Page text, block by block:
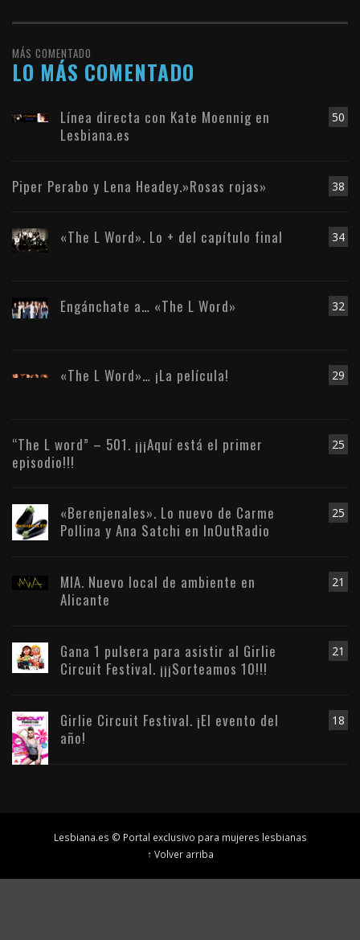
MÁS COMENTADO
LO MÁS COMENTADO
50
Línea directa con Kate Moennig en
Lesbiana.es
38
Piper Perabo y Lena Headey.»Rosas rojas»
34
«The L Word». Lo + del capítulo final
32
Engánchate a… «The L Word»
29
«The L Word»… ¡La película!
25
“The L word” – 501. ¡¡¡Aquí está el primer
episodio!!!
25
«Berenjenales». Lo nuevo de Carme
Pollina y Ana Satchi en InOutRadio
21
MIA. Nuevo local de ambiente en
Alicante
21
Gana 1 pulsera para asistir al Girlie
Circuit Festival. ¡¡¡Sorteamos 10!!!
18
Girlie Circuit Festival. ¡El evento del
año!
Lesbiana.es © Portal exclusivo para mujeres lesbianas
↑ Volver arriba